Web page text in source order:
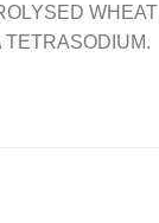
WHEAT
TETRASODIUM.